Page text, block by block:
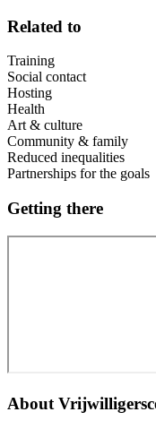
Related to
Training
Social contact
Hosting
Health
Art & culture
Community & family
Reduced inequalities
Partnerships for the goals
Getting there
About